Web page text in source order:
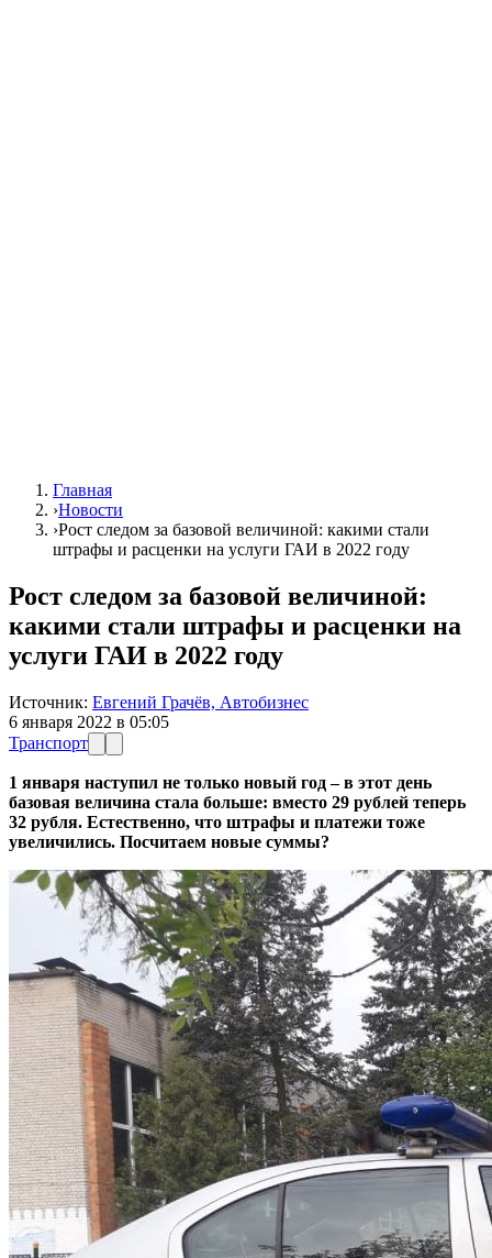
Главная
›Новости
›Рост следом за базовой величиной: какими стали
штрафы и расценки на услуги ГАИ в 2022 году
Рост следом за базовой величиной:
какими стали штрафы и расценки на
услуги ГАИ в 2022 году
Источник: Евгений Грачёв, Автобизнес
6 января 2022 в 05:05
Транспорт
1 января наступил не только новый год – в этот день
базовая величина стала больше: вместо 29 рублей теперь
32 рубля. Естественно, что штрафы и платежи тоже
увеличились. Посчитаем новые суммы?